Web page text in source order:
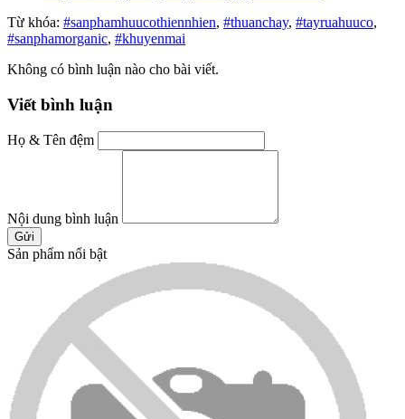
Từ khóa: #sanphamhuucothiennhien, #thuanchay, #tayruahuuco,
#sanphamorganic, #khuyenmai
Không có bình luận nào cho bài viết.
Viết bình luận
Họ & Tên đệm
Nội dung bình luận
Gửi
Sản phẩm nổi bật